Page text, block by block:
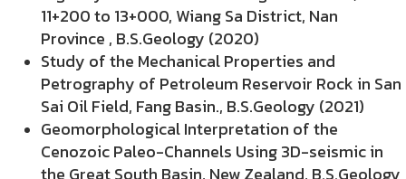
11+200 to 13+000, Wiang Sa District, Nan
Province , B.S.Geology (2020)
Study of the Mechanical Properties and
Petrography of Petroleum Reservoir Rock in San
Sai Oil Field, Fang Basin., B.S.Geology (2021)
Geomorphological Interpretation of the
Cenozoic Paleo-Channels Using 3D-seismic in
the Great South Basin, New Zealand, B.S.Geology